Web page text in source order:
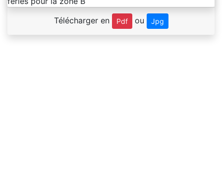
Télécharger en Pdf ou Jpg